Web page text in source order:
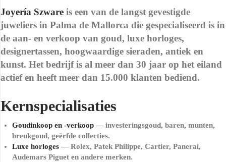
Joyería Szware is een van de langst gevestigde
juweliers in Palma de Mallorca die gespecialiseerd is in
de aan- en verkoop van goud, luxe horloges,
designertassen, hoogwaardige sieraden, antiek en
kunst. Het bedrijf is al meer dan 30 jaar op het eiland
actief en heeft meer dan 15.000 klanten bediend.
Kernspecialisaties
Goudinkoop en -verkoop— investeringsgoud, baren, munten,
breukgoud, geërfde collecties.
Luxe horloges— Rolex, Patek Philippe, Cartier, Panerai,
Audemars Piguet en andere merken.